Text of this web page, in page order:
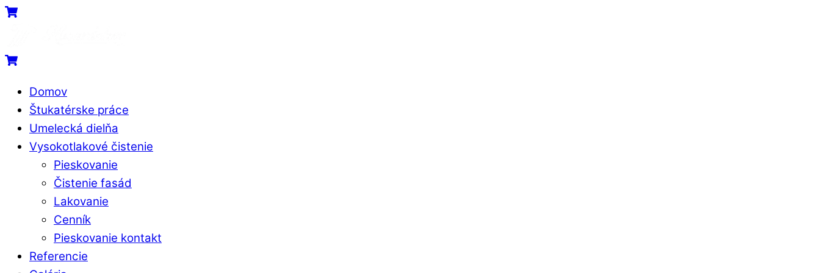
Skip
Menu
Cart
Cart
Domov
Štukatérske práce
Umelecká dielňa
Vysokotlakové čistenie
Pieskovanie
Čistenie fasád
Lakovanie
Cenník
Pieskovanie kontakt
Referencie